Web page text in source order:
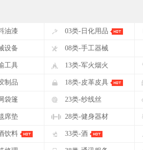
油漆 # 03类-日化用品
设备 ( 08类-手工器械
工具 - 13类-军火烟火
制品 2 18类-皮革皮具
袋篷 7 23类-纱线丝
席垫 < 28类-健身器材
饮料 A 33类-酒